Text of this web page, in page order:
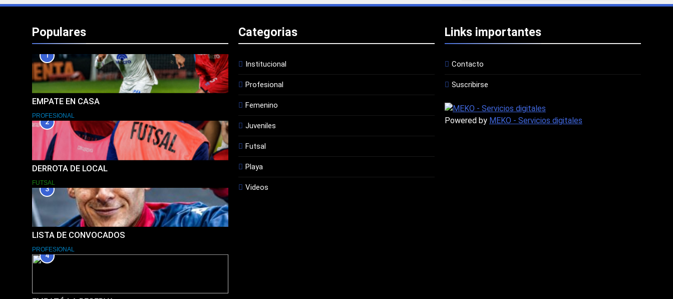
Populares
1
EMPATE EN CASA
PROFESIONAL
2
DERROTA DE LOCAL
FUTSAL
3
LISTA DE CONVOCADOS
PROFESIONAL
4
Categorias
Institucional
Profesional
Femenino
Juveniles
Futsal
Playa
Videos
Links importantes
Contacto
Suscribirse
Powered by MEKO - Servicios digitales